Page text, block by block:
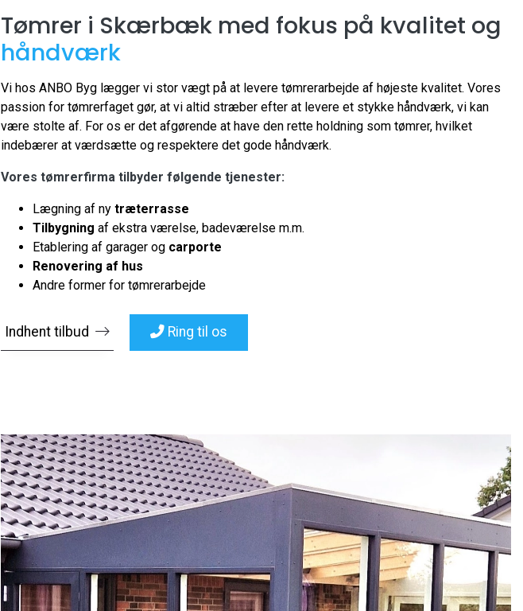
Tømrer i Skærbæk med fokus på kvalitet og
håndværk
Vi hos ANBO Byg lægger vi stor vægt på at levere tømrerarbejde af højeste kvalitet. Vores
passion for tømrerfaget gør, at vi altid stræber efter at levere et stykke håndværk, vi kan
være stolte af. For os er det afgørende at have den rette holdning som tømrer, hvilket
indebærer at værdsætte og respektere det gode håndværk.
Vores tømrerfirma tilbyder følgende tjenester:
Lægning af ny træterrasse
Tilbygning af ekstra værelse, badeværelse m.m.
Etablering af garager og carporte
Renovering af hus
Andre former for tømrerarbejde
Indhent tilbud Ring til os